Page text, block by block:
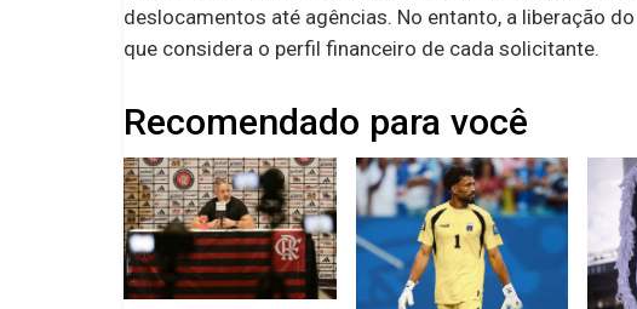
deslocamentos até agências. No entanto, a liberação
que considera o perfil financeiro de cada solicitante.
Recomendado para você